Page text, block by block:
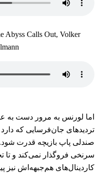
Abyss Calls Out, Volker
اما لورنس به مرور دست به
تردیدهای جان‌فرسایی که
صندلی پاپ بازیچه قدرت شود.
سرنخی فروگذار نمی‌کند و
کاردینال‌های هم‌جبهه‌اش نیز